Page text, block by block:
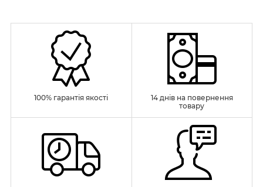
100% гарантія якості
14 днів на повернення
товару